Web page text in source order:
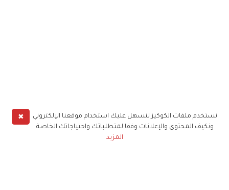
✖
نستخدم ملفات الكوكيز لنسهل عليك استخدام موقعنا الإلكتروني
ونكيف المحتوى والإعلانات وفقا لمتطلباتك واحتياجاتك الخاصة
المزيد